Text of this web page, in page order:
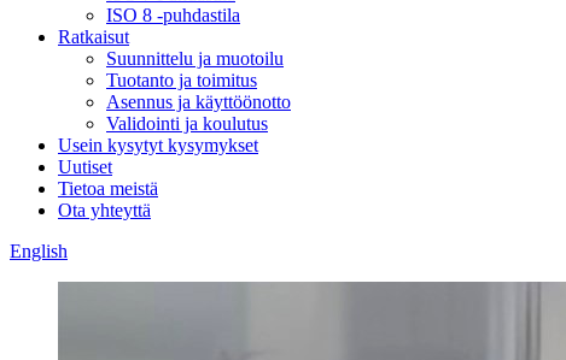
ISO 8 -puhdastila
Ratkaisut
Suunnittelu ja muotoilu
Tuotanto ja toimitus
Asennus ja käyttöönotto
Validointi ja koulutus
Usein kysytyt kysymykset
Uutiset
Tietoa meistä
Ota yhteyttä
English